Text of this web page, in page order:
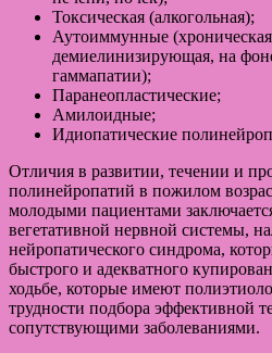
Токсическая (алкогольная);
Аутоиммунные (хроническая
демиелинизирующая, на
гаммапатии);
Паранеопластические;
Амилоидные;
Идиопатические
Отличия в развитии, течении и
полинейропатий в пожилом
молодыми пациентами
вегетативной нервной системы,
нейропатического синдрома,
быстрого и адекватного
ходьбе, которые имеют
трудности подбора эффективной
сопутствующими заболеваниями.